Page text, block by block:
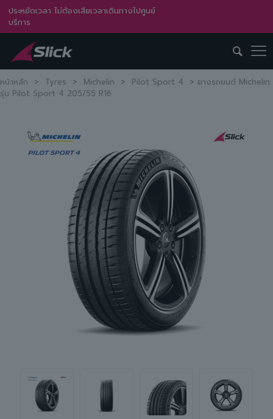
ประหยัดเวลา ไม่ต้องเสียเวลาเดินทางไปศูนย์
บริการ
หน้าหลัก > Tyres > Michelin > Pilot Sport 4 > ยางรถยนต์ Michelin
รุ่น Pilot Sport 4 205/55 R16